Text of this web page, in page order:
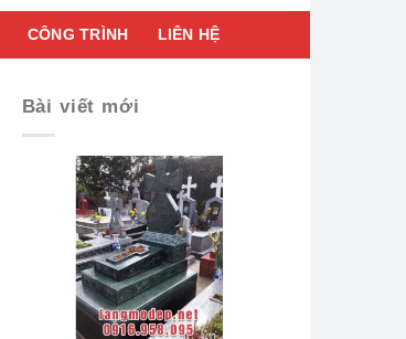
CÔNG TRÌNH LIÊN HỆ
Bài viết mới